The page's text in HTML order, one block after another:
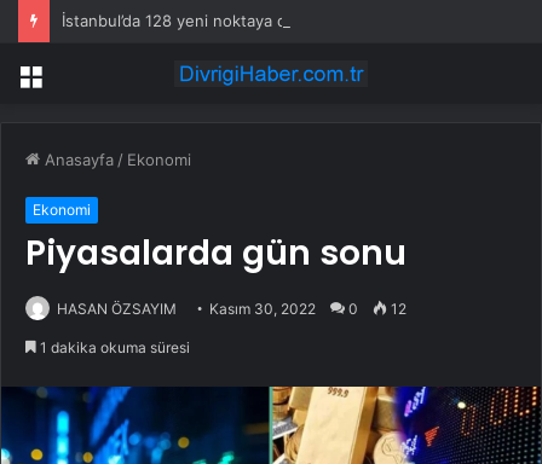
İstanbul’da 128 yeni noktaya daha EDS geliyor
Menü
Anasayfa / Ekonomi
Ekonomi
Piyasalarda gün sonu
HASAN ÖZSAYIM Kasım 30, 2022 0 12
1 dakika okuma süresi